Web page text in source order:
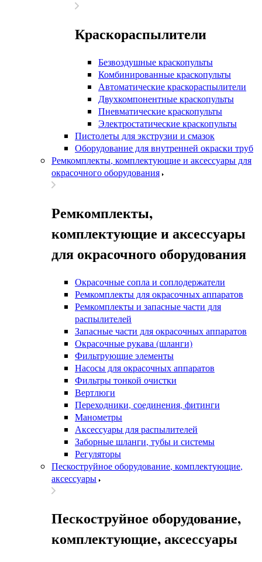
Краскораспылители
Безвоздушные краскопульты
Комбинированные краскопульты
Автоматические краскораспылители
Двухкомпонентные краскопульты
Пневматические краскопульты
Электростатические краскопульты
Пистолеты для экструзии и смазок
Оборудование для внутренней окраски труб
Ремкомплекты, комплектующие и аксессуары для
окрасочного оборудования
Ремкомплекты,
комплектующие и аксессуары
для окрасочного оборудования
Окрасочные сопла и соплодержатели
Ремкомплекты для окрасочных аппаратов
Ремкомплекты и запасные части для
распылителей
Запасные части для окрасочных аппаратов
Окрасочные рукава (шланги)
Фильтрующие элементы
Насосы для окрасочных аппаратов
Фильтры тонкой очистки
Вертлюги
Переходники, соединения, фитинги
Манометры
Аксессуары для распылителей
Заборные шланги, тубы и системы
Регуляторы
Пескоструйное оборудование, комплектующие,
аксессуары
Пескоструйное оборудование,
комплектующие, аксессуары